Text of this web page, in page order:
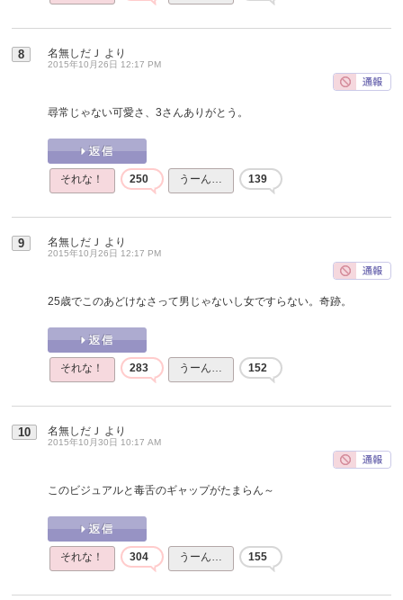
8 名無しだＪ より
2015年10月26日 12:17 PM
尋常じゃない可愛さ、3さんありがとう。
それな！ 250 うーん… 139
9 名無しだＪ より
2015年10月26日 12:17 PM
25歳でこのあどけなさって男じゃないし女ですらない。奇跡。
それな！ 283 うーん… 152
10 名無しだＪ より
2015年10月30日 10:17 AM
このビジュアルと毒舌のギャップがたまらん～
それな！ 304 うーん… 155